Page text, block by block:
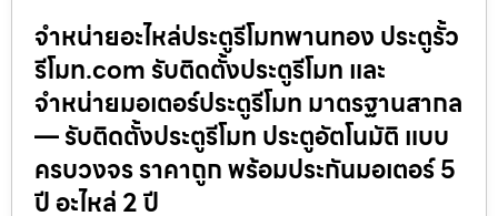
จำหน่ายอะไหล่ประตูรีโมทพานทอง ประตูรั้ว
รีโมท.com รับติดตั้งประตูรีโมท และ
จำหน่ายมอเตอร์ประตูรีโมท มาตรฐานสากล
— รับติดตั้งประตูรีโมท ประตูอัตโนมัติ แบบ
ครบวงจร ราคาถูก พร้อมประกันมอเตอร์ 5
ปี อะไหล่ 2 ปี